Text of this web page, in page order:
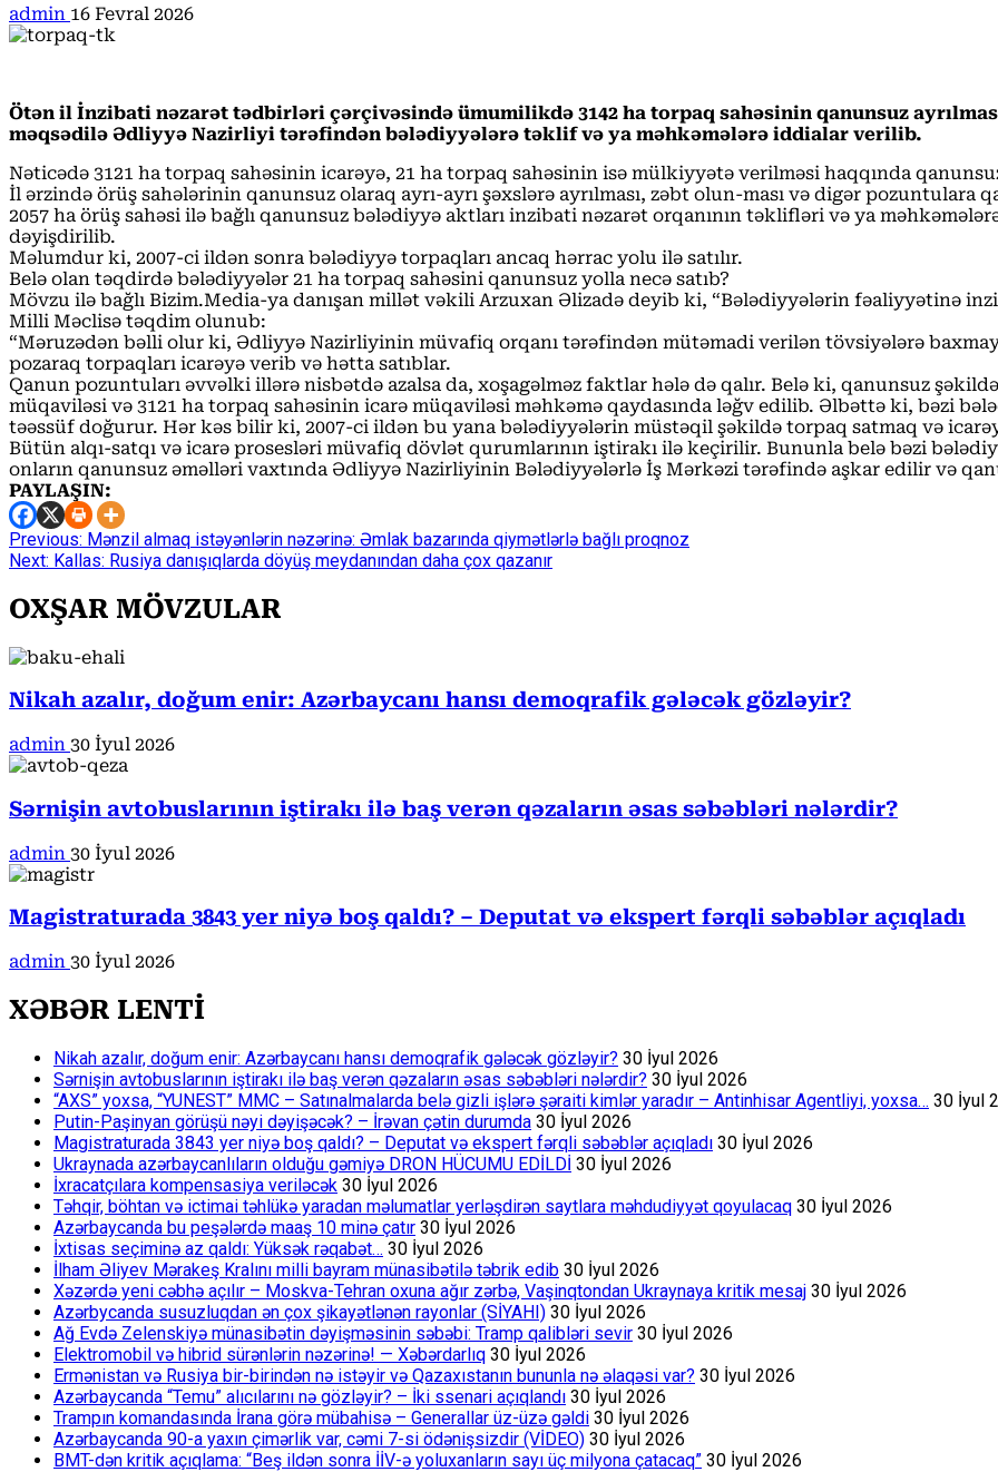
admin 16 Fevral 2026
Ötən il İnzibati nəzarət tədbirləri çərçivəsində ümumilikdə 3142 ha torpaq sahəsinin qanunsuz
məqsədilə Ədliyyə Nazirliyi tərəfindən bələdiyyələrə təklif və ya məhkəmələrə iddialar verilib.
Nəticədə 3121 ha torpaq sahəsinin icarəyə, 21 ha torpaq sahəsinin isə mülkiyyətə verilməsi haqqında
İl ərzində örüş sahələrinin qanunsuz olaraq ayrı-ayrı şəxslərə ayrılması, zəbt olun-ması və digər
2057 ha örüş sahəsi ilə bağlı qanunsuz bələdiyyə aktları inzibati nəzarət orqanının təklifləri və ya
dəyişdirilib.
Məlumdur ki, 2007-ci ildən sonra bələdiyyə torpaqları ancaq hərrac yolu ilə satılır.
Belə olan təqdirdə bələdiyyələr 21 ha torpaq sahəsini qanunsuz yolla necə satıb?
Mövzu ilə bağlı Bizim.Media-ya danışan millət vəkili Arzuxan Əlizadə deyib ki, “Bələdiyyələrin fəaliyyətinə
Milli Məclisə təqdim olunub:
“Məruzədən bəlli olur ki, Ədliyyə Nazirliyinin müvafiq orqanı tərəfindən mütəmadi verilən tövsiyələrə
pozaraq torpaqları icarəyə verib və hətta satıblar.
Qanun pozuntuları əvvəlki illərə nisbətdə azalsa da, xoşagəlməz faktlar hələ də qalır. Belə ki, qanunsuz
müqaviləsi və 3121 ha torpaq sahəsinin icarə müqaviləsi məhkəmə qaydasında ləğv edilib. Əlbəttə ki, bəzi
təəssüf doğurur. Hər kəs bilir ki, 2007-ci ildən bu yana bələdiyyələrin müstəqil şəkildə torpaq satmaq və
Bütün alqı-satqı və icarə prosesləri müvafiq dövlət qurumlarının iştirakı ilə keçirilir. Bununla belə bəzi
onların qanunsuz əməlləri vaxtında Ədliyyə Nazirliyinin Bələdiyyələrlə İş Mərkəzi tərəfində aşkar edilir və
PAYLAŞIN:
Continue
Reading
Previous: Mənzil almaq istəyənlərin nəzərinə: Əmlak bazarında qiymətlərlə bağlı proqnoz
Next: Kallas: Rusiya danışıqlarda döyüş meydanından daha çox qazanır
OXŞAR MÖVZULAR
Nikah azalır, doğum enir: Azərbaycanı hansı demoqrafik gələcək gözləyir?
admin 30 İyul 2026
Sərnişin avtobuslarının iştirakı ilə baş verən qəzaların əsas səbəbləri nələrdir?
admin 30 İyul 2026
Magistraturada 3843 yer niyə boş qaldı? – Deputat və ekspert fərqli səbəblər açıqladı
admin 30 İyul 2026
XƏBƏR LENTİ
Nikah azalır, doğum enir: Azərbaycanı hansı demoqrafik gələcək gözləyir? 30 İyul 2026
Sərnişin avtobuslarının iştirakı ilə baş verən qəzaların əsas səbəbləri nələrdir? 30 İyul 2026
“AXS” yoxsa, “YUNEST” MMC – Satınalmalarda belə gizli işlərə şəraiti kimlər yaradır – Antinhisar Agentliyi, yoxsa… 30 İyul
Putin-Paşinyan görüşü nəyi dəyişəcək? – İrəvan çətin durumda 30 İyul 2026
Magistraturada 3843 yer niyə boş qaldı? – Deputat və ekspert fərqli səbəblər açıqladı 30 İyul 2026
Ukraynada azərbaycanlıların olduğu gəmiyə DRON HÜCUMU EDİLDİ 30 İyul 2026
İxracatçılara kompensasiya veriləcək 30 İyul 2026
Təhqir, böhtan və ictimai təhlükə yaradan məlumatlar yerləşdirən saytlara məhdudiyyət qoyulacaq 30 İyul 2026
Azərbaycanda bu peşələrdə maaş 10 minə çatır 30 İyul 2026
İxtisas seçiminə az qaldı: Yüksək rəqabət… 30 İyul 2026
İlham Əliyev Mərakeş Kralını milli bayram münasibətilə təbrik edib 30 İyul 2026
Xəzərdə yeni cəbhə açılır – Moskva-Tehran oxuna ağır zərbə, Vaşinqtondan Ukraynaya kritik mesaj 30 İyul 2026
Azərbycanda susuzluqdan ən çox şikayətlənən rayonlar (SİYAHI) 30 İyul 2026
Ağ Evdə Zelenskiyə münasibətin dəyişməsinin səbəbi: Tramp qalibləri sevir 30 İyul 2026
Elektromobil və hibrid sürənlərin nəzərinə! — Xəbərdarlıq 30 İyul 2026
Ermənistan və Rusiya bir-birindən nə istəyir və Qazaxıstanın bununla nə əlaqəsi var? 30 İyul 2026
Azərbaycanda “Temu” alıcılarını nə gözləyir? – İki ssenari açıqlandı 30 İyul 2026
Trampın komandasında İrana görə mübahisə – Generallar üz-üzə gəldi 30 İyul 2026
Azərbaycanda 90-a yaxın çimərlik var, cəmi 7-si ödənişsizdir (VİDEO) 30 İyul 2026
BMT-dən kritik açıqlama: “Beş ildən sonra İİV-ə yoluxanların sayı üç milyona çatacaq” 30 İyul 2026